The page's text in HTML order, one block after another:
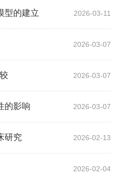
型的建立 2026-03-11
2026-03-07
2026-03-07
的影响 2026-03-07
研究 2026-02-13
2026-02-04